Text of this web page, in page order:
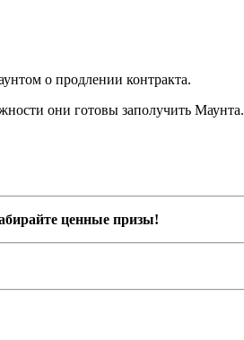
о продлении контракта.
они готовы заполучить Маунта.
ценные призы!